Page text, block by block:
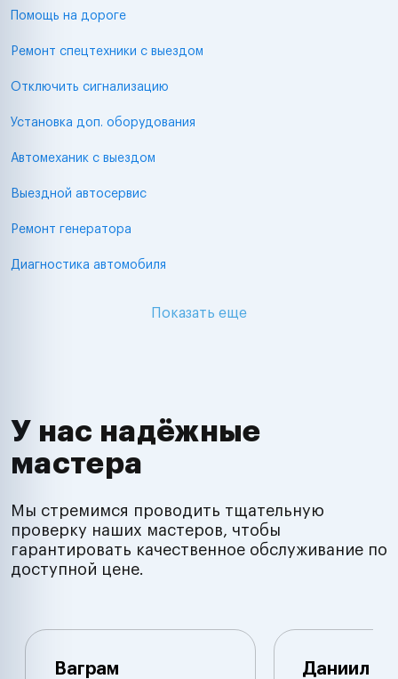
Помощь на дороге
Ремонт спецтехники с выездом
Отключить сигнализацию
Установка доп. оборудования
Автомеханик с выездом
Выездной автосервис
Ремонт генератора
Диагностика автомобиля
Показать еще
У нас надёжные
мастера
Мы стремимся проводить тщательную
проверку наших мастеров, чтобы
гарантировать качественное обслуживание по
доступной цене.
Ваграм Даниил